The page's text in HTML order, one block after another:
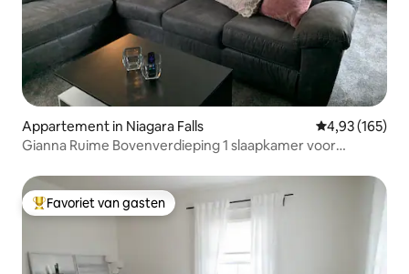
Appartement in Niagara Falls Gemiddelde
4,93 (165)
Gianna Ruime Bovenverdieping 1 slaapkamer voor
Topfavoriet van gasten
Favoriet van gasten